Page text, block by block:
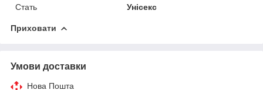
Стать
Унісекс
Приховати
Умови доставки
Нова Пошта